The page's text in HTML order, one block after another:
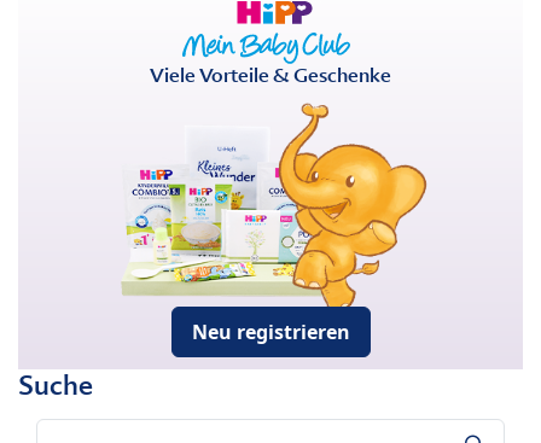
Viele Vorteile & Geschenke
Neu registrieren
Suche